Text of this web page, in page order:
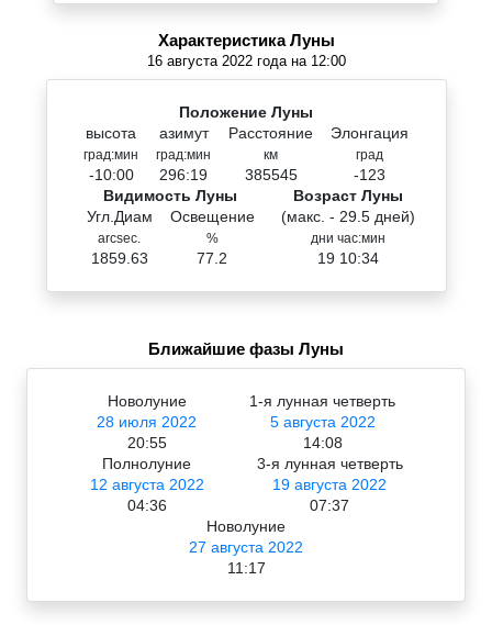
Характеристика Луны
16 августа 2022 года на 12:00
Положение Луны
высота
град:мин
-10:00
азимут
град:мин
296:19
Расстояние
км
385545
Элонгация
град
-123
Видимость Луны
Угл.Диам
arcsec.
1859.63
Освещение
%
77.2
Возраст Луны
(макс. - 29.5 дней)
дни час:мин
19 10:34
Ближайшие фазы Луны
Новолуние
28 июля 2022
20:55
1-я лунная четверть
5 августа 2022
14:08
Полнолуние
12 августа 2022
04:36
3-я лунная четверть
19 августа 2022
07:37
Новолуние
27 августа 2022
11:17